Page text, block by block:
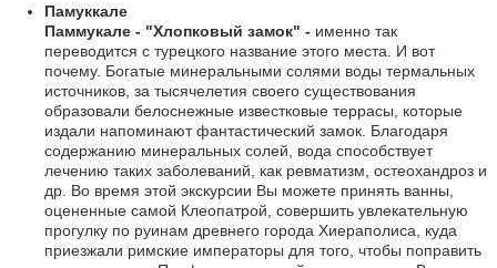
Памуккале
Паммукале - "Хлопковый замок" - именно так
переводится с турецкого название этого места. И вот
почему. Богатые минеральными солями воды термальных
источников, за тысячелетия своего существования
образовали белоснежные известковые террасы, которые
издали напоминают фантастический замок. Благодаря
содержанию минеральных солей, вода способствует
лечению таких заболеваний, как ревматизм, остеохандроз и
др. Во время этой экскурсии Вы можете принять ванны,
оцененные самой Клеопатрой, совершить увлекательную
прогулку по руинам древнего города Хиераполиса, куда
приезжали римские императоры для того, чтобы поправить